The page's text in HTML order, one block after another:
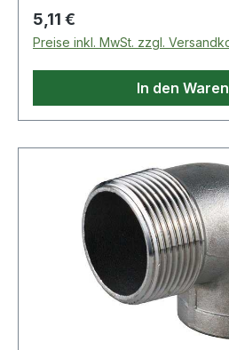
Regulärer Preis:
5,11 €
Preise inkl. MwSt. zzgl.
In den